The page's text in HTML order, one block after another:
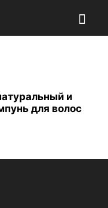
и
для волос